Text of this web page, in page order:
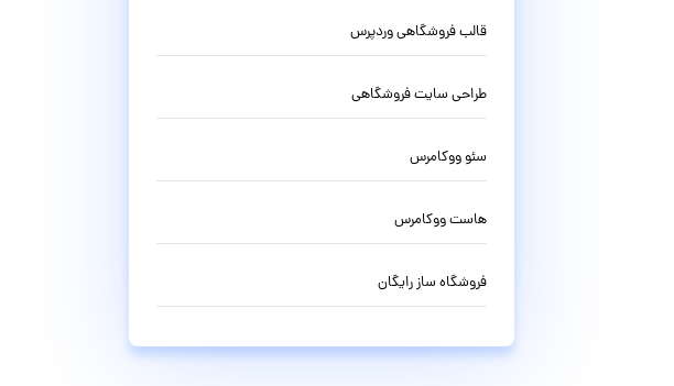
قالب فروشگاهی وردپرس
طراحی سایت فروشگاهی
سئو ووکامرس
هاست ووکامرس
فروشگاه ساز رایگان